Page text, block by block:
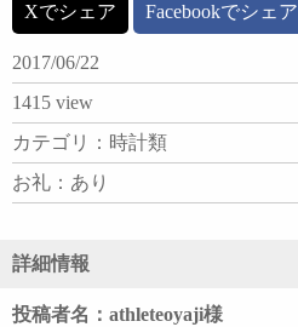
Xでシェア Facebookでシェア
2017/06/22
1415 view
カテゴリ：時計類
お礼：あり
詳細情報
投稿者名：athleteoyaji様